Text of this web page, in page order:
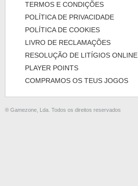
TERMOS E CONDIÇÕES
POLÍTICA DE PRIVACIDADE
POLÍTICA DE COOKIES
LIVRO DE RECLAMAÇÕES
RESOLUÇÃO DE LITÍGIOS ONLINE
PLAYER POINTS
COMPRAMOS OS TEUS JOGOS
® Gamezone, Lda. Todos os direitos reservados